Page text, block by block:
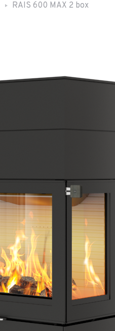
RAIS 600 MAX 2 box